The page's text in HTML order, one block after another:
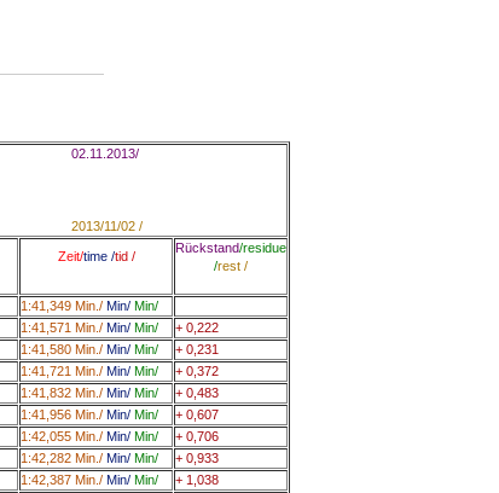
02.11.2013/
2013/11/02 /
Zeit/time /tid /
Rückstand/residue
/rest /
1:41,349 Min. / Min/ Min/
1:41,571 Min. / Min/ Min/
+ 0,222
1:41,580 Min. / Min/ Min/
+ 0,231
1:41,721 Min. / Min/ Min/
+ 0,372
1:41,832 Min. / Min/ Min/
+ 0,483
1:41,956 Min. / Min/ Min/
+ 0,607
1:42,055 Min. / Min/ Min/
+ 0,706
1:42,282 Min. / Min/ Min/
+ 0,933
1:42,387 Min. / Min/ Min/
+ 1,038